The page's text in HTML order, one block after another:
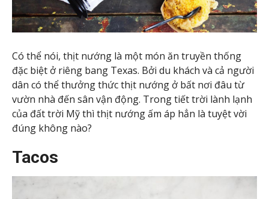
Có thể nói, thịt nướng là một món ăn truyền thống
đặc biệt ở riêng bang Texas. Bởi du khách và cả người
dân có thể thưởng thức thịt nướng ở bất nơi đâu từ
vườn nhà đến sân vận động. Trong tiết trời lành lạnh
của đất trời Mỹ thì thịt nướng ấm áp hẳn là tuyệt vời
đúng không nào?
Tacos